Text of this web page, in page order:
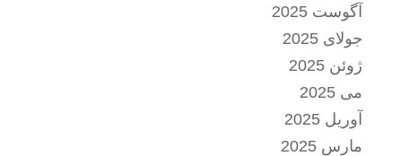
آگوست 2025
جولای 2025
ژوئن 2025
می 2025
آوریل 2025
مارس 2025